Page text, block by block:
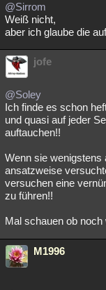
@Sirrom
Weiß nicht,
aber ich glaube die
jofe
@Soley
Ich finde es schon
und quasi auf jeder
auftauchen!!
Wenn sie wenigstens
ansatzweise
versuchen eine
zu führen!!
Mal schauen ob
M1996